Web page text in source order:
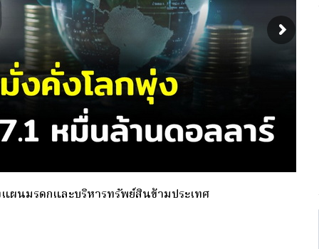
ยว(Single-Premium )พุ่ง ผู้บริโภคแห่ซื้อ Whole Life
ก
ป